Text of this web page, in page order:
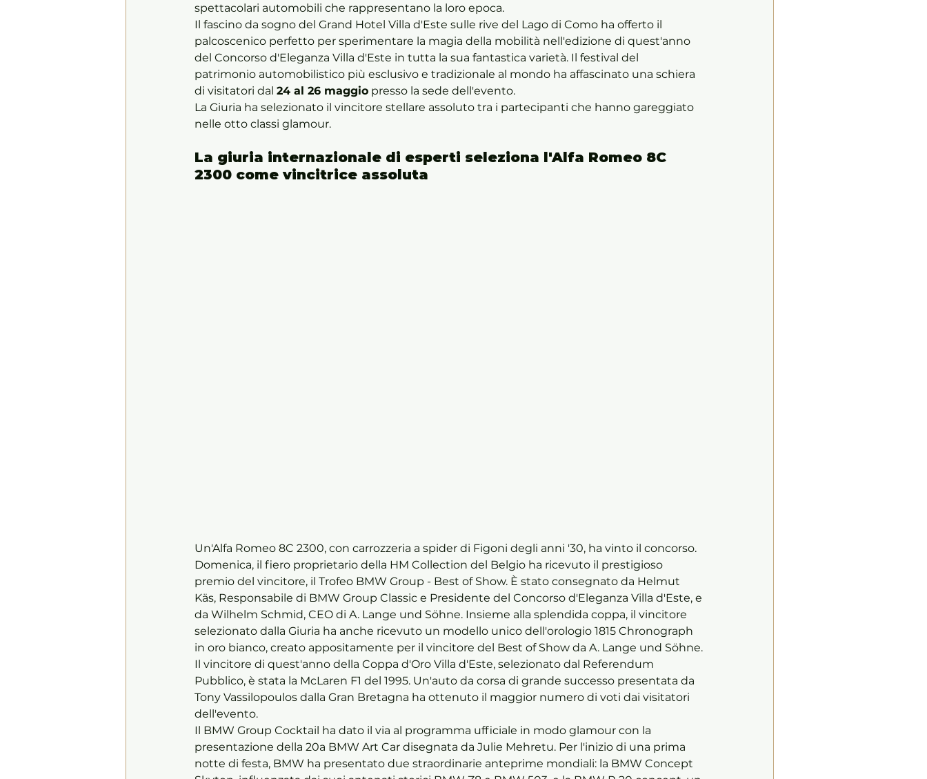
spettacolari automobili che rappresentano la loro epoca.
Il fascino da sogno del Grand Hotel Villa d'Este sulle rive del Lago di Como ha offerto il
palcoscenico perfetto per sperimentare la magia della mobilità nell'edizione di quest'anno
del Concorso d'Eleganza Villa d'Este in tutta la sua fantastica varietà. Il festival del
patrimonio automobilistico più esclusivo e tradizionale al mondo ha affascinato una schiera
di visitatori dal 24 al 26 maggio presso la sede dell'evento.
La Giuria ha selezionato il vincitore stellare assoluto tra i partecipanti che hanno gareggiato
nelle otto classi glamour.
La giuria internazionale di esperti seleziona l'Alfa Romeo 8C
2300 come vincitrice assoluta
Un'Alfa Romeo 8C 2300, con carrozzeria a spider di Figoni degli anni '30, ha vinto il concorso.
Domenica, il fiero proprietario della HM Collection del Belgio ha ricevuto il prestigioso
premio del vincitore, il Trofeo BMW Group - Best of Show. È stato consegnato da Helmut
Käs, Responsabile di BMW Group Classic e Presidente del Concorso d'Eleganza Villa d'Este, e
da Wilhelm Schmid, CEO di A. Lange und Söhne. Insieme alla splendida coppa, il vincitore
selezionato dalla Giuria ha anche ricevuto un modello unico dell'orologio 1815 Chronograph
in oro bianco, creato appositamente per il vincitore del Best of Show da A. Lange und Söhne.
Il vincitore di quest'anno della Coppa d'Oro Villa d'Este, selezionato dal Referendum
Pubblico, è stata la McLaren F1 del 1995. Un'auto da corsa di grande successo presentata da
Tony Vassilopoulos dalla Gran Bretagna ha ottenuto il maggior numero di voti dai visitatori
dell'evento.
Il BMW Group Cocktail ha dato il via al programma ufficiale in modo glamour con la
presentazione della 20a BMW Art Car disegnata da Julie Mehretu. Per l'inizio di una prima
notte di festa, BMW ha presentato due straordinarie anteprime mondiali: la BMW Concept